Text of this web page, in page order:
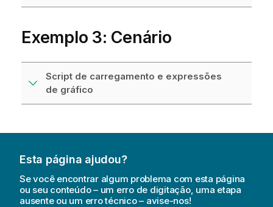
Exemplo 3: Cenário
Script de carregamento e expressões
de gráfico
Esta página ajudou?
Se você encontrar algum problema com esta página
ou seu conteúdo – um erro de digitação, uma etapa
ausente ou um erro técnico – avise-nos!